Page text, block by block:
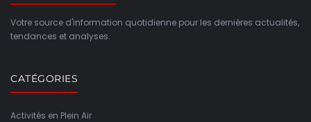
Votre source d'information quotidienne pour les dernières actualités,
tendances et analyses.
CATÉGORIES
Activités en Plein Air